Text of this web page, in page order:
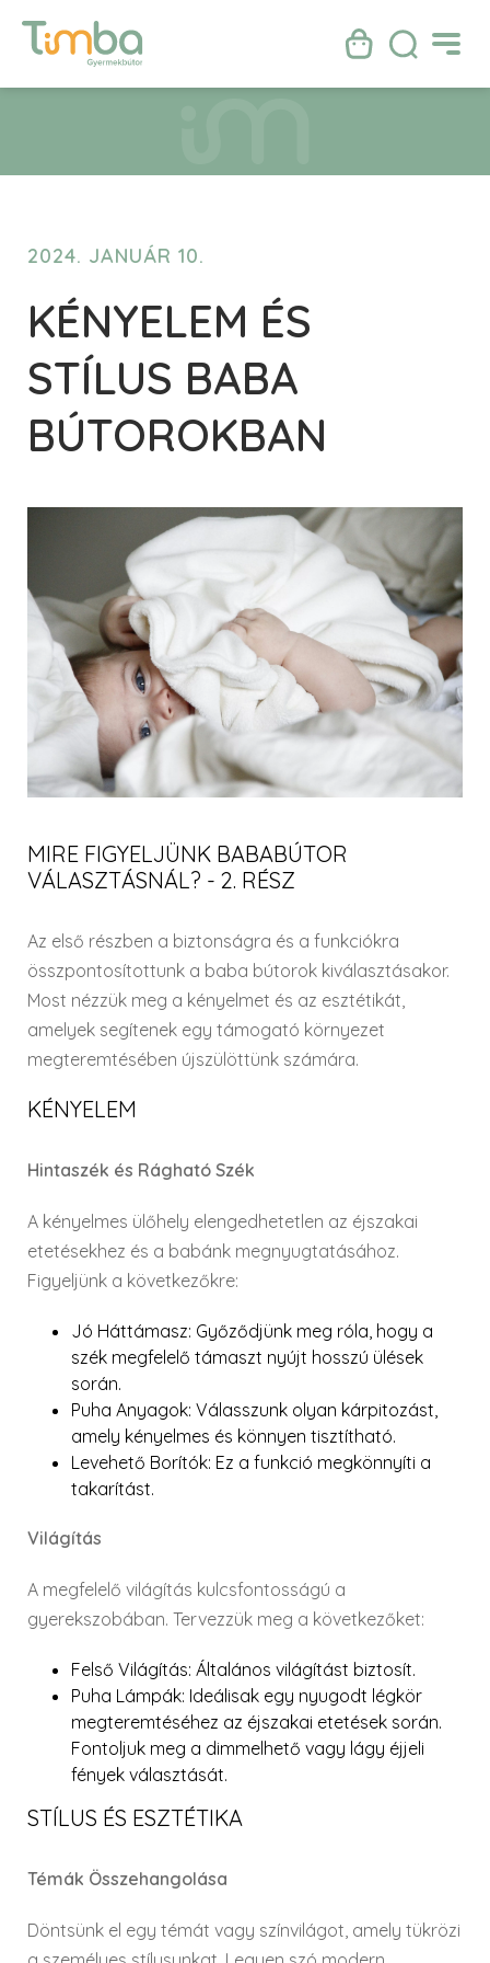
VIKI
2024. JANUÁR 10.
KÉNYELEM ÉS
STÍLUS BABA
BÚTOROKBAN
MIRE FIGYELJÜNK BABABÚTOR
VÁLASZTÁSNÁL? - 2. RÉSZ
Az első részben a biztonságra és a funkciókra
összpontosítottunk a baba bútorok kiválasztásakor.
Most nézzük meg a kényelmet és az esztétikát,
amelyek segítenek egy támogató környezet
megteremtésében újszülöttünk számára.
KÉNYELEM
Hintaszék és Rágható Szék
A kényelmes ülőhely elengedhetetlen az éjszakai
etetésekhez és a babánk megnyugtatásához.
Figyeljünk a következőkre:
Jó Háttámasz: Győződjünk meg róla, hogy a
szék megfelelő támaszt nyújt hosszú ülések
során.
Puha Anyagok: Válasszunk olyan kárpitozást,
amely kényelmes és könnyen tisztítható.
Levehető Borítók: Ez a funkció megkönnyíti a
takarítást.
Világítás
A megfelelő világítás kulcsfontosságú a
gyerekszobában. Tervezzük meg a következőket:
Felső Világítás: Általános világítást biztosít.
Puha Lámpák: Ideálisak egy nyugodt légkör
megteremtéséhez az éjszakai etetések során.
Fontoljuk meg a dimmelhető vagy lágy éjjeli
fények választását.
STÍLUS ÉS ESZTÉTIKA
Témák Összehangolása
Döntsünk el egy témát vagy színvilágot, amely tükrözi